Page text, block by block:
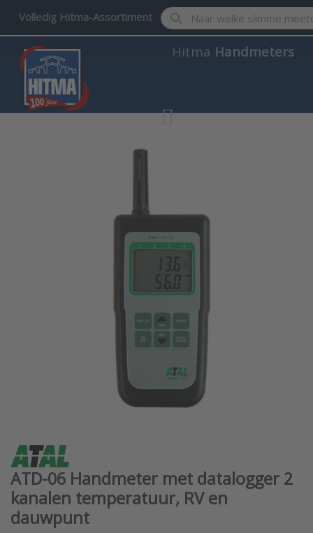
Volledig Hitma-Assortiment Enter a search term.
Hitma Handmeters
ATD-06 Handmeter met datalogger 2
kanalen temperatuur, RV en
dauwpunt